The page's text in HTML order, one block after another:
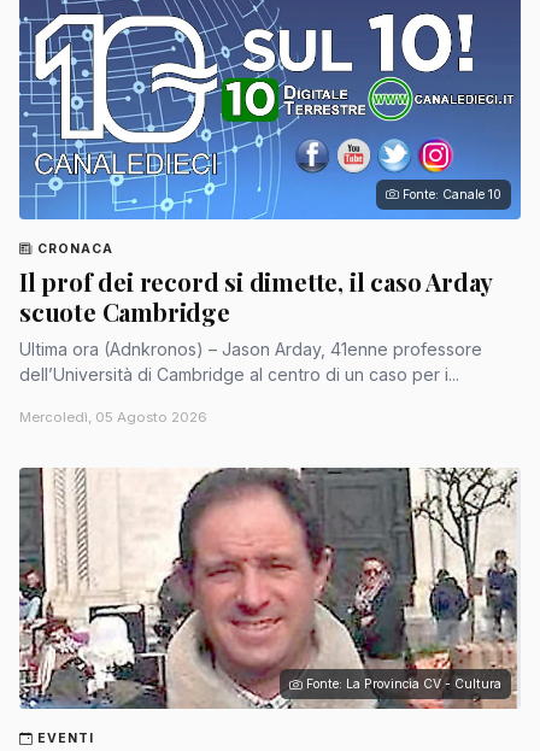
Fonte: Canale 10
CRONACA
Il prof dei record si dimette, il caso Arday
scuote Cambridge
Ultima ora (Adnkronos) – Jason Arday, 41enne professore
dell’Università di Cambridge al centro di un caso per i...
Mercoledì, 05 Agosto 2026
Fonte: La Provincia CV - Cultura
EVENTI